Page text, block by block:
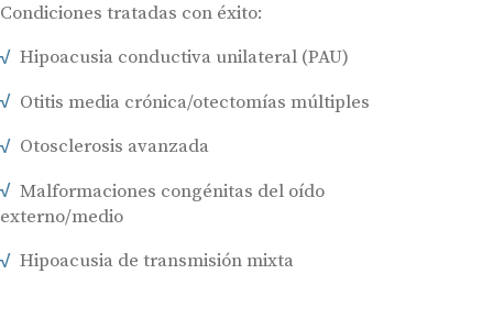
Condiciones tratadas con éxito:
Hipoacusia conductiva unilateral (PAU)
Otitis media crónica/otectomías múltiples
Otosclerosis avanzada
Malformaciones congénitas del oído
externo/medio
Hipoacusia de transmisión mixta